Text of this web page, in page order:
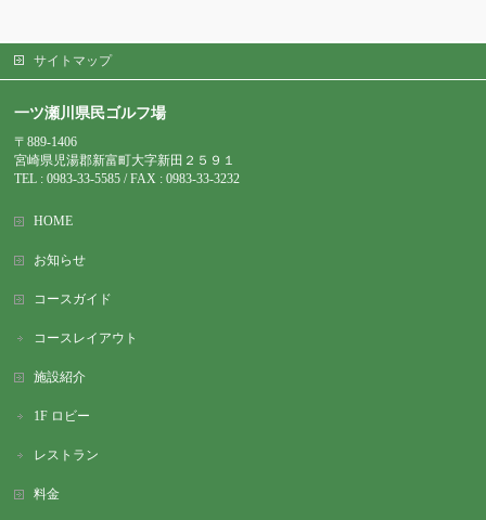
サイトマップ
一ツ瀬川県民ゴルフ場
〒889-1406
宮崎県児湯郡新富町大字新田２５９１
TEL : 0983-33-5585 / FAX : 0983-33-3232
HOME
お知らせ
コースガイド
コースレイアウト
施設紹介
1F ロビー
レストラン
料金